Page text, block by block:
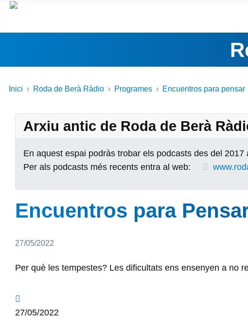
Inici Roda de Berà Ràdio Programes Encuentros para pensar
Arxiu antic de Roda de Berà
En aquest espai podràs trobar els podcasts des del 2017
Per als podcasts més recents entra al web:
Encuentros para
Detalls
27/05/2022
Per què les tempestes? Les dificultats ens ensenyen a no
27/05/2022